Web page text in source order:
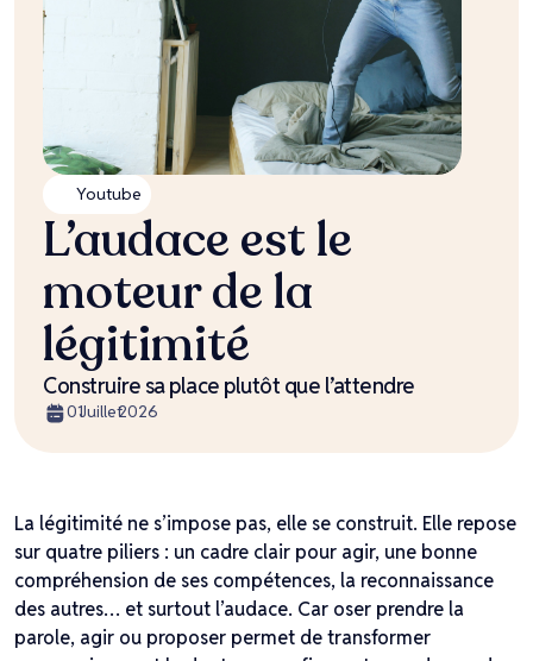
Youtube
L’audace est le
moteur de la
légitimité
Construire sa place plutôt que l’attendre
01Juillet2026
La légitimité ne s’impose pas, elle se construit. Elle repose
sur quatre piliers : un cadre clair pour agir, une bonne
compréhension de ses compétences, la reconnaissance
des autres… et surtout l’audace. Car oser prendre la
parole, agir ou proposer permet de transformer